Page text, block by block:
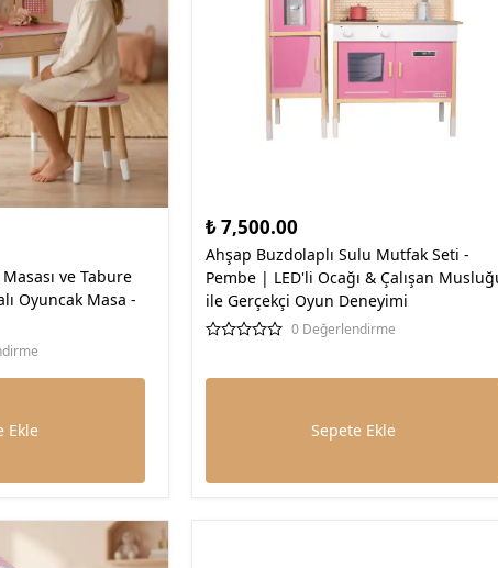
ve Tabure
Oyuncak Masa -
Ekle
₺ 7,500.00
Ahşap Buzdolaplı Sulu Mutfak Seti -
Pembe | LED'li Ocağı & Çalışan
ile Gerçekçi Oyun Deneyimi
0 Değerlendirme
Sepete Ekle